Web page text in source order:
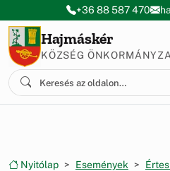
Ugrás a menüre
Ugrás a tartalomra
+36 88 587 470
Hajmáskér
KÖZSÉG
Nyitólap Események